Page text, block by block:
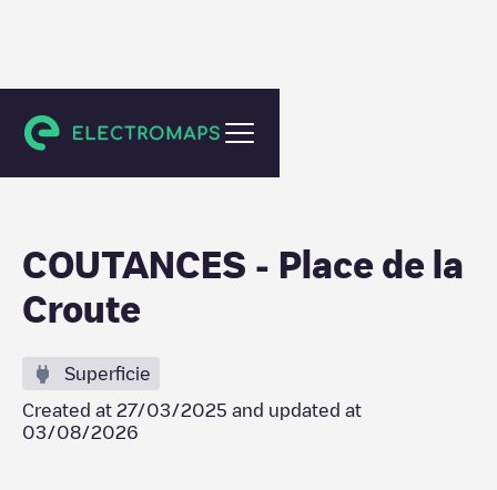
Coutances
COUTANCES - Place de la
Croute
Superficie
Created at 27/03/2025 and updated at
03/08/2026